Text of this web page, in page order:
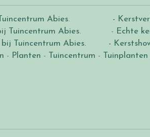
Abies.
-
Tuincentrum Abies. - Echte
Tuincentrum Abies.
-
- Planten - Tuincentrum - Tuinplanten